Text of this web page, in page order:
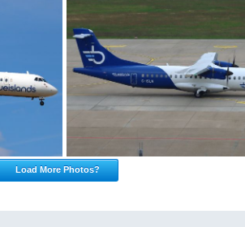
Load More Photos?